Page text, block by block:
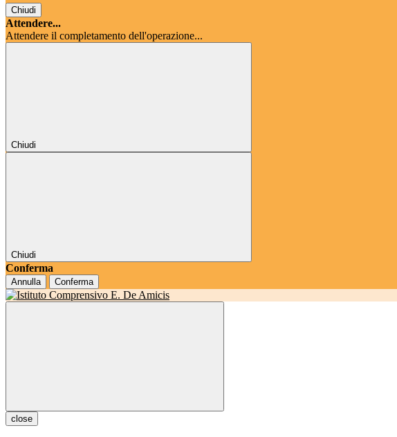
Chiudi
Attendere...
Attendere il completamento dell'operazione...
Chiudi
Chiudi
Conferma
Annulla Conferma
close